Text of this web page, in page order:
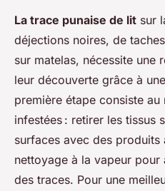
La trace punaise de lit sur
déjections noires, de
sur matelas, nécessite une
leur découverte grâce à
première étape consiste
infestées : retirer les tissus
surfaces avec des
nettoyage à la vapeur
des traces. Pour une